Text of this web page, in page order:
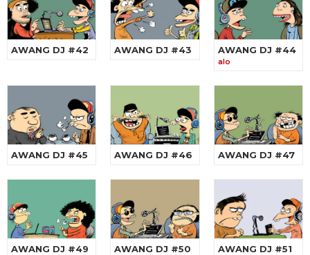
AWANG DJ #42 AWANG DJ #43 AWANG DJ #44
alo
AWANG DJ #45 AWANG DJ #46 AWANG DJ #47
AWANG DJ #49 AWANG DJ #50 AWANG DJ #51